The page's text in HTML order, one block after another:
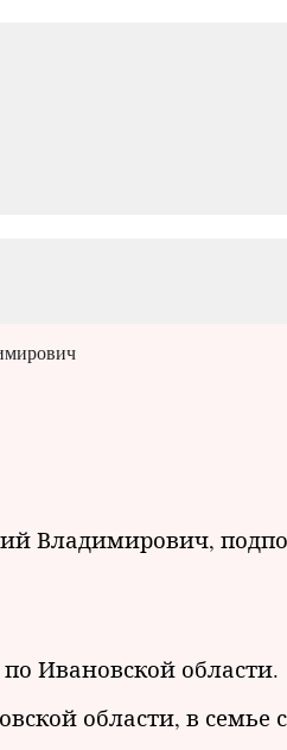
Владимирович,
Ивановской области.
области, в